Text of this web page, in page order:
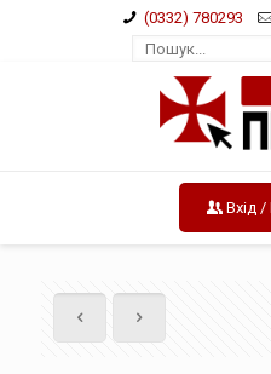
(0332) 780293
Вхід /